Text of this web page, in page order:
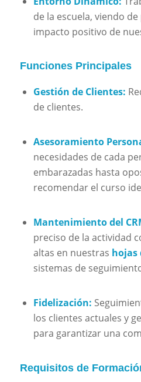
de la escuela, viendo
impacto positivo de
Funciones Principales
Gestión de Clientes:
de clientes.
Asesoramiento
necesidades de cada
embarazadas hasta
recomendar el curso
Mantenimiento del
preciso de la actividad
altas en nuestras hojas
sistemas de
Fidelización:
los clientes actuales y
para garantizar una
Requisitos de